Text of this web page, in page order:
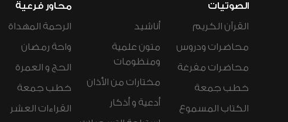
الصوتيات
القرآن الكريم
محاضرات ودروس
محاضرات مفرغة
خطب جمعة
الكتاب المسموع
أناشيد
متون علمية
ومنظومات
مختارات من الأذان
أدعية و أذكار
محاور فرعية
الرحمة المهداة
واحة رمضان
الحج و العمرة
خطب جمعة
القراءات العشر